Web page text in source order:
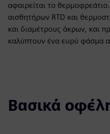
αφαιρείται το
αισθητήρων RTD και
και διαμέτρους άκρων, και
καλύπτουν ένα ευρύ φάσμα
Βασικά